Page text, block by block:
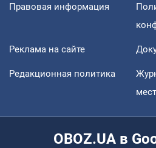
Правовая информация
Реклама на сайте
Редакционная политика
OBOZ.UA в